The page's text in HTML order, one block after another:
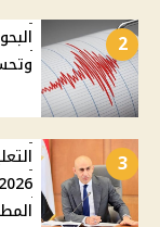
2
3